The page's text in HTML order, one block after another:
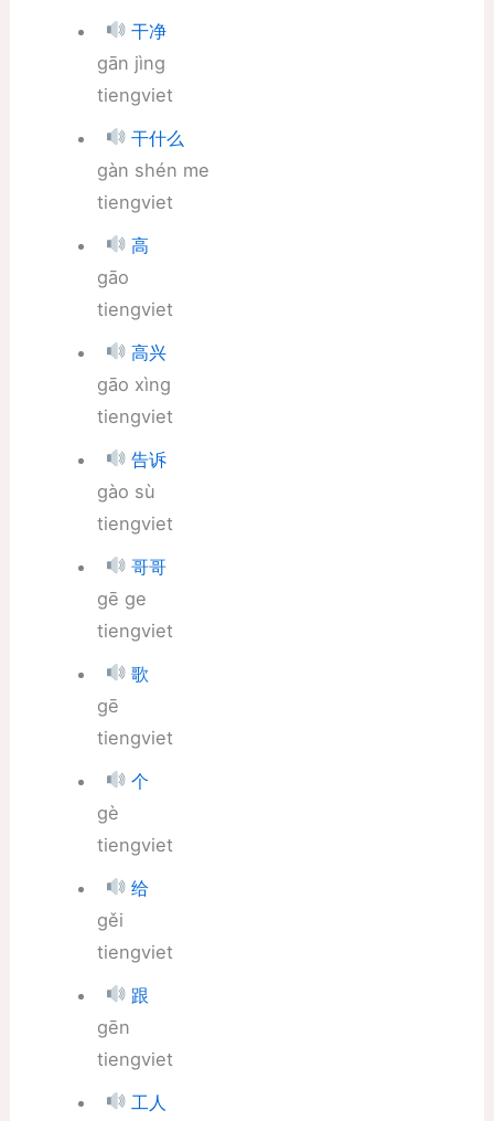
干净
gān jìng
tiengviet
干什么
gàn shén me
tiengviet
高
gāo
tiengviet
高兴
gāo xìng
tiengviet
告诉
gào sù
tiengviet
哥哥
gē ge
tiengviet
歌
gē
tiengviet
个
gè
tiengviet
给
gěi
tiengviet
跟
gēn
tiengviet
工人